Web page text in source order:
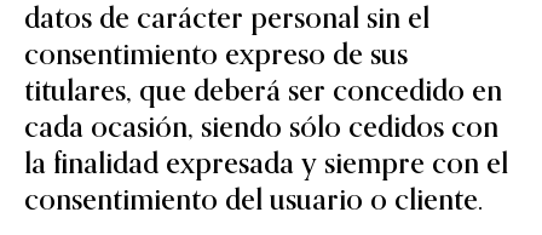
datos de carácter personal sin el
consentimiento expreso de sus
titulares, que deberá ser concedido en
cada ocasión, siendo sólo cedidos con
la finalidad expresada y siempre con el
consentimiento del usuario o cliente.